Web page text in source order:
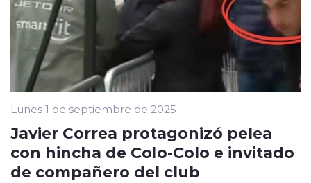
Lunes 1 de septiembre de 2025
Javier Correa protagonizó pelea
con hincha de Colo-Colo e invitado
de compañero del club